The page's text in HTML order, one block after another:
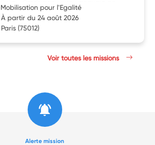
Mobilisation pour l'Egalité
À partir du 24 août 2026
Paris (75012)
Voir toutes les missions
Alerte mission